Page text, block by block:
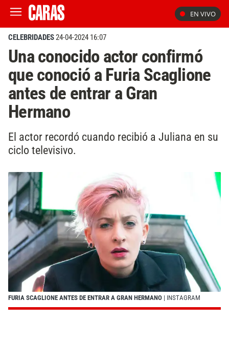
EN VIVO
CELEBRIDADES24-04-2024 16:07
Una conocido actor confirmó
que conoció a Furia Scaglione
antes de entrar a Gran
Hermano
El actor recordó cuando recibió a Juliana en su
ciclo televisivo.
FURIA SCAGLIONE ANTES DE ENTRAR A GRAN HERMANO | INSTAGRAM